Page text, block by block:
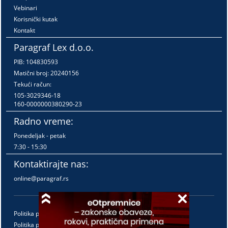
Vebinari
Korisnički kutak
Kontakt
Paragraf Lex d.o.o.
PIB: 104830593
Matični broj: 20240156
Tekući račun:
105-3029346-18
160-0000000380290-23
Radno vreme:
Ponedeljak - petak
7:30 - 15:30
Kontaktirajte nas:
online@paragraf.rs
Politika privatnosti
Politika pružanja usluga